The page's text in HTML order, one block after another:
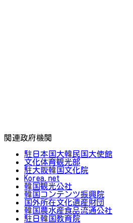
関連政府機関
駐日本国大韓民国大使館
文化体育観光部
駐大阪韓国文化院
Korea.net
韓国観光公社
韓国コンテンツ振興院
国外所在文化遺産財団
韓国農水産食品流通公社
駐日韓国教育院